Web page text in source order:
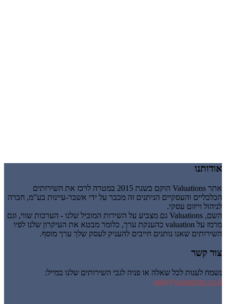
אודותנו
אתר Valuations הוקם בשנת 2015 במטרה לרכז את השירותים
הכלכליים והעסקיים הניתנים זה מכבר על ידי אשבר-עיינות בע"מ, חברה
לניהול וייזום עסקי.
השם, Valuations גם מצביע על השירות המוביל שלנו - הערכות שווי, וגם
מרמז על valuation כהענקת ערך, כלומר מבטא את העיקרון שלנו לפיו
השירותים שאנו נותנים חייבים להעניק לעסק שלך ערך מוסף.
צור קשר
נשמח לענות לכל שאלה או פניה לגבי השירותים שלנו במייל:
info@valuations.co.il